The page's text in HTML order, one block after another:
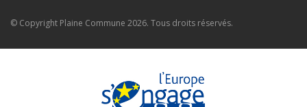
© Copyright Plaine Commune 2026. Tous droits réservés.